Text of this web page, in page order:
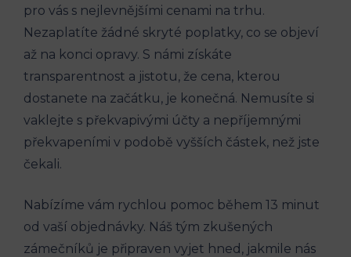
pro vás s nejlevnějšími cenami na trhu.
Nezaplatíte žádné skryté poplatky, co se objeví
až na konci opravy. S námi získáte
transparentnost a jistotu, že cena, kterou
dostanete na začátku, je konečná. Nemusíte si
vaklejte s překvapivými účty a nepříjemnými
překvapeními v podobě vyšších částek, než jste
čekali.
Nabízíme vám rychlou pomoc během 13 minut
od vaší objednávky. Náš tým zkušených
zámečníků je připraven vyjet hned, jakmile nás